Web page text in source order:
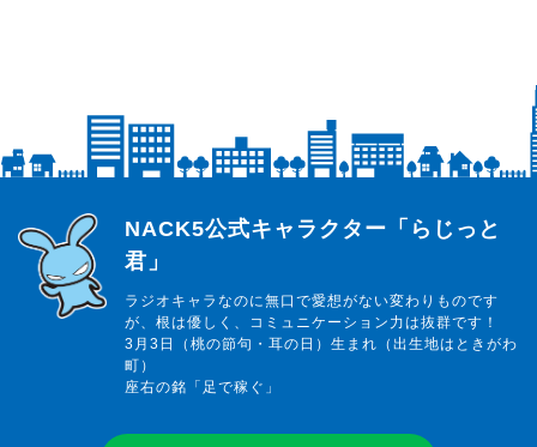
らじっと君
NACK5公式キャラクター「らじっと
君」
ラジオキャラなのに無口で愛想がない変わりものです
が、根は優しく、コミュニケーション力は抜群です！
3月3日（桃の節句・耳の日）生まれ（出生地はときがわ
町）
座右の銘「足で稼ぐ」